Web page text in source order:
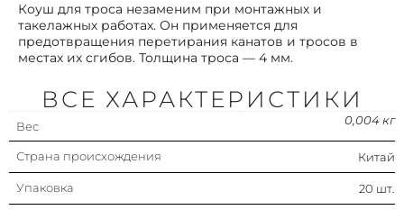
Коуш для троса незаменим при монтажных и
такелажных работах. Он применяется для
предотвращения перетирания канатов и тросов в
местах их сгибов. Толщина троса — 4 мм.
ВСЕ ХАРАКТЕРИСТИКИ
Вес 0,004 кг
Страна происхождения Китай
Упаковка 20 шт.